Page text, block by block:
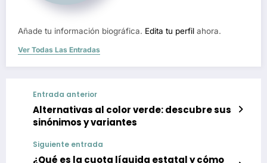
Añade tu información biográfica. Edita tu perfil ahora.
Ver Todas Las Entradas
Entrada anterior
Alternativas al color verde: descubre sus
sinónimos y variantes
Siguiente entrada
¿Qué es la cuota líquida estatal y cómo